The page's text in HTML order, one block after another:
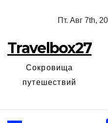
Пт. Авг 7th,
Travelbox27
Сокровища
путешествий